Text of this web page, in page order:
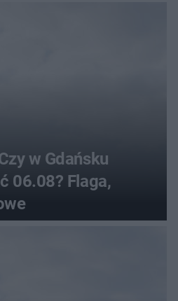
w Gdańsku
06.08? Flaga,